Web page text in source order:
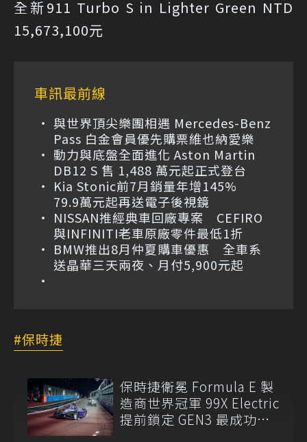
全新911 Turbo S in Lighter Green NTD
15,673,100元
車訊最前線
與世界頂尖樂團相遇 Mercedes-Benz
Pass 白金會員優先購票維也納愛樂
動力與底盤全面進化 Aston Martin
DB12 S 售 1,488 萬元起正式登台
Kia Stonic前7月銷量年增145%
79.9萬元起再送電子後視鏡
NISSAN推經典車回廠專案 CEFIRO
與INFINITI老車原廠零件最低1折
BMW推出8月仲夏購車優惠 全車系
送晶華三天兩夜、月付5,900元起
保時捷
保時捷衛冕 Formula E 製
造商世界冠軍 99X Electric
提前鎖定 GEN3 最成功賽